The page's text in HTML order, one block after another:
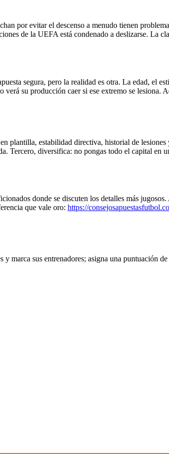
por evitar el descenso a menudo tienen
de la UEFA está condenado a deslizarse. La
segura, pero la realidad es otra. La edad, el
su producción caer si ese extremo se
plantilla, estabilidad directiva, historial de
Tercero, diversifica: no pongas todo el capital en
donde se discuten los detalles más
que vale oro: https://
sus entrenadores; asigna una puntuación